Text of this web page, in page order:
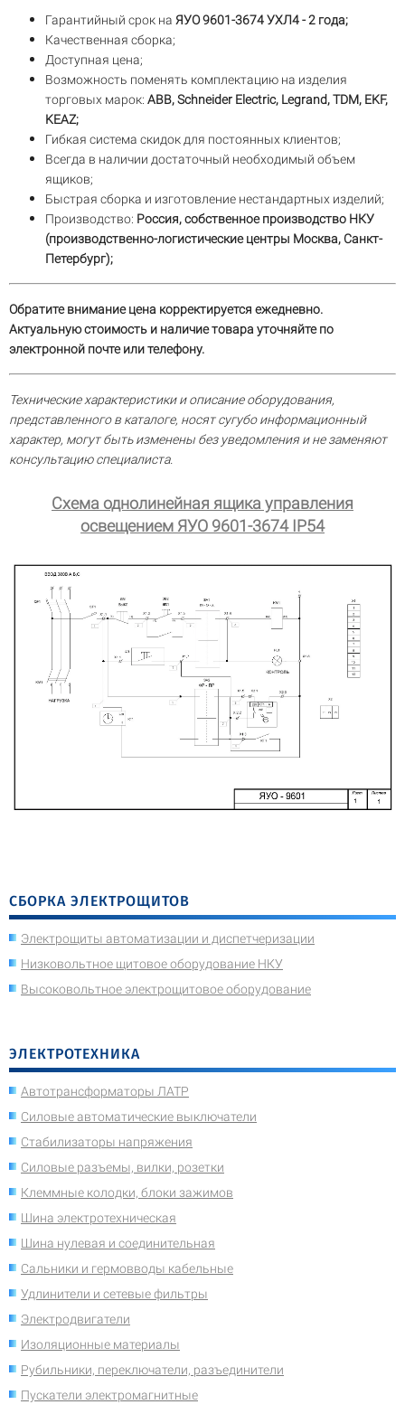
СБОРКА ЭЛЕКТРОЩИТОВ
Электрощиты автоматизации и диспетчеризации
Низковольтное щитовое оборудование НКУ
Высоковольтное электрощитовое оборудование
ЭЛЕКТРОТЕХНИКА
Автотрансформаторы ЛАТР
Силовые автоматические выключатели
Стабилизаторы напряжения
Силовые разъемы, вилки, розетки
Клеммные колодки, блоки зажимов
Шина электротехническая
Шина нулевая и соединительная
Сальники и гермовводы кабельные
Удлинители и сетевые фильтры
Электродвигатели
Изоляционные материалы
Рубильники, переключатели, разъединители
Пускатели электромагнитные
Гарантийный срок на ЯУО 9601-3674 УХЛ4 - 2 года;
Качественная сборка;
Доступная цена;
Возможность поменять комплектацию на изделия
торговых марок: ABB, Schneider Electric, Legrand, TDM, EKF,
KEAZ;
Гибкая система скидок для постоянных клиентов;
Всегда в наличии достаточный необходимый объем
ящиков;
Быстрая сборка и изготовление нестандартных изделий;
Производство: Россия, собственное производство НКУ
(производственно-логистические центры Москва, Санкт-
Петербург);
Обратите внимание цена корректируется ежедневно.
Актуальную стоимость и наличие товара уточняйте по
электронной почте или телефону.
Технические характеристики и описание оборудования,
представленного в каталоге, носят сугубо информационный
характер, могут быть изменены без уведомления и не заменяют
консультацию специалиста.
Схема однолинейная ящика управления
освещением ЯУО 9601-3674 IP54